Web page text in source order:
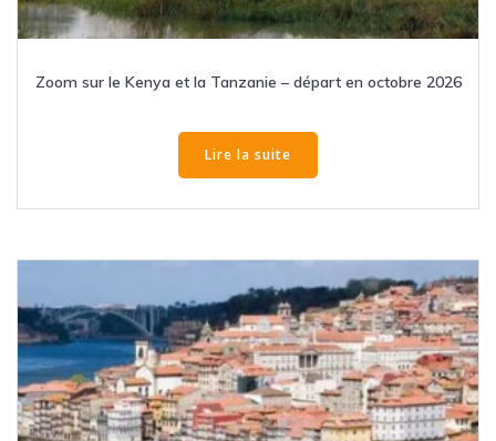
Zoom sur le Kenya et la Tanzanie – départ en octobre 2026
Lire la suite